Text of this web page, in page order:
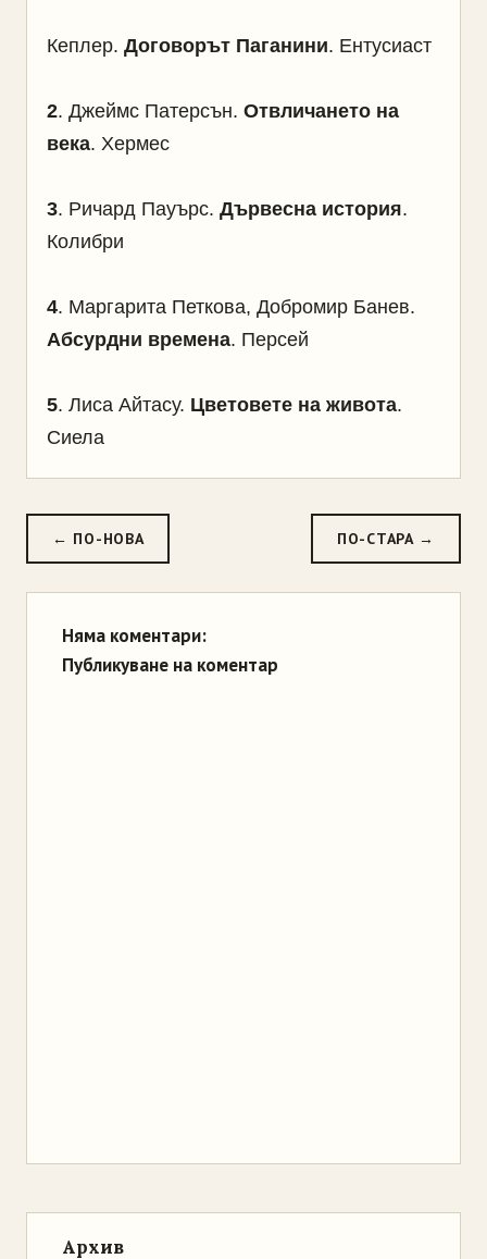
Кеплер. Договорът Паганини. Ентусиаст
2. Джеймс Патерсън. Отвличането на
века. Хермес
3. Ричард Пауърс. Дървесна история.
Колибри
4. Маргарита Петкова, Добромир Банев.
Абсурдни времена. Персей
5. Лиса Айтасу. Цветовете на живота.
Сиела
← ПО-НОВА ПО-СТАРА →
Няма коментари:
Публикуване на коментар
Архив